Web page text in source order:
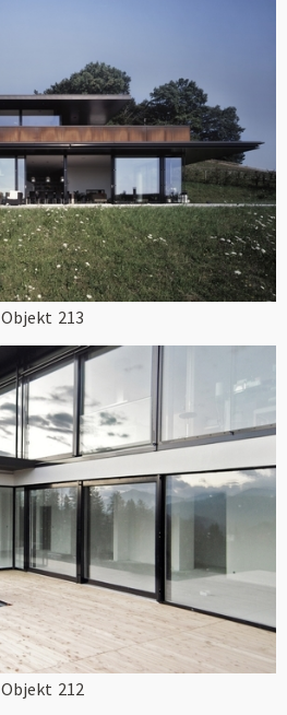
Objekt 213
Objekt 212